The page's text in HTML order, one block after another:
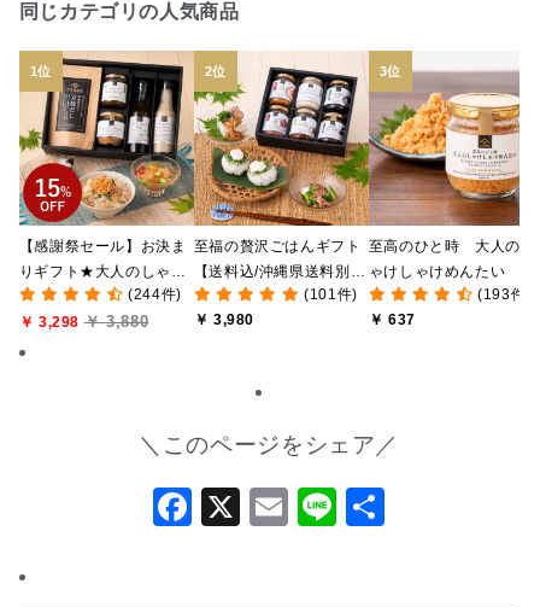
同じカテゴリの人気商品
【感謝祭セール】お決ま
りギフト★大人のしゃけ
しゃけめんたい入り【送
料込/沖縄県送料別途】
【化粧箱包装付】
(244件)
￥ 3,298 ￥ 3,880
至福の贅沢ごはんギフト
【送料込/沖縄県送料別
途】【化粧箱包装付/オン
ライン限定】
(101件)
￥ 3,980
至高のひと時 大人のし
ゃけしゃけめんたい
80g【鮭ほぐし・フレー
ク】
(193件)
￥ 637
＼このページをシェア／
Facebook
X Email
Line